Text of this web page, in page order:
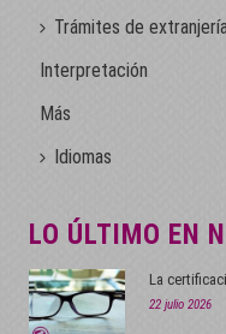
Trámites de
Interpretación
Más
Idiomas
LO ÚLTIMO EN
La
22 julio 2026